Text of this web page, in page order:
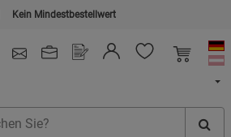
Kein Mindestbestellwert